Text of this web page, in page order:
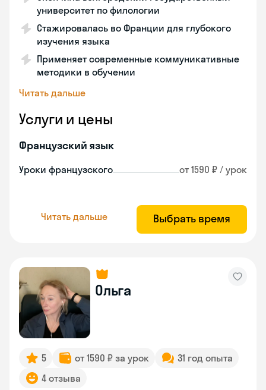
университет по филологии
Стажировалась во Франции для глубокого
изучения языка
Применяет современные коммуникативные
методики в обучении
Читать дальше
Услуги и цены
Французский язык
Уроки французского от 1590 ₽ / урок
Читать дальше Выбрать время
Ольга
5 от 1590 ₽ за урок
31 год опыта
4 отзыва